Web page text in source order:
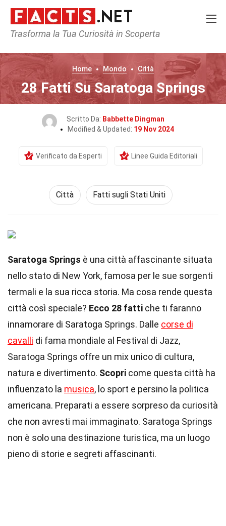
Trasforma la Tua Curiosità in Scoperta
Home Mondo Città
28 Fatti Su Saratoga Springs
Scritto Da: Babbette Dingman
Modified & Updated: 19 Nov 2024
Verificato da Esperti Linee Guida Editoriali
Città Fatti sugli Stati Uniti
Saratoga Springs è una città affascinante situata
nello stato di New York, famosa per le sue sorgenti
termali e la sua ricca storia. Ma cosa rende questa
città così speciale? Ecco 28 fatti che ti faranno
innamorare di Saratoga Springs. Dalle corse di
cavalli di fama mondiale al Festival di Jazz,
Saratoga Springs offre un mix unico di cultura,
natura e divertimento. Scopri come questa città ha
influenzato la musica, lo sport e persino la politica
americana. Preparati a essere sorpreso da curiosità
che non avresti mai immaginato. Saratoga Springs
non è solo una destinazione turistica, ma un luogo
pieno di storie e segreti affascinanti.